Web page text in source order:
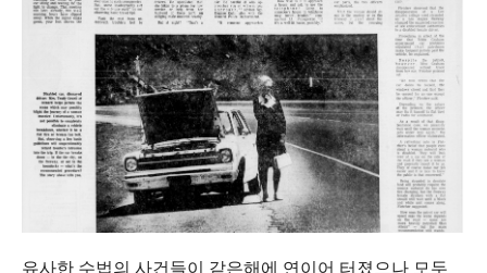
유사한 수법의 사건들이 같은해에 연이어 터졌으나 모두